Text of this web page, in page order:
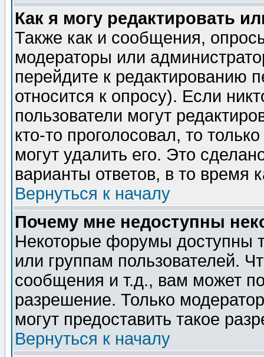
Как я могу редактировать
Также как и сообщения,
модераторы или
перейдите к редактированию
относится к опросу). Если
пользователи могут
кто-то проголосовал, то
могут удалить его. Это
варианты ответов, в то время
Вернуться к началу
Почему мне недоступны
Некоторые форумы доступны
или группам пользователей.
сообщения и т.д., вам может
разрешение. Только
могут предоставить такое
Вернуться к началу